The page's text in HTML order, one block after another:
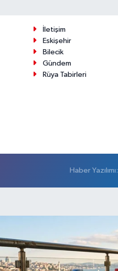
İletişim
Eskişehir
Bilecik
Gündem
Rüya Tabirleri
Haber Yazılımı: